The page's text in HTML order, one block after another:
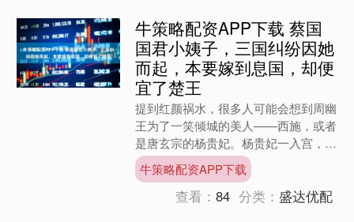
牛策略配资APP下载 蔡国
国君小姨子，三国纠纷因她
而起，本要嫁到息国，却便
宜了楚王
提到红颜祸水，很多人可能会想到周幽
王为了一笑倾城的美人——西施，或者
是唐玄宗的杨贵妃。杨贵妃一入宫，唐
玄宗便春宵苦短日高起，从此君王不早
朝，也因为她的存在，后宫....
牛策略配资APP下载
查看：84 分类：盛达优配